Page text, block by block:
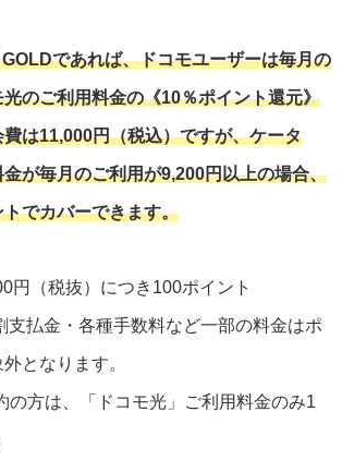
であれば、ドコモユーザーは毎月の
のご利用料金の《10％ポイント還元》
は11,000円（税込）ですが、ケータ
が毎月のご利用が9,200円以上の場合、
でカバーできます。
円（税抜）につき100ポイント
払金・各種手数料など一部の料金はポ
となります。
方は、「ドコモ光」ご利用料金のみ1